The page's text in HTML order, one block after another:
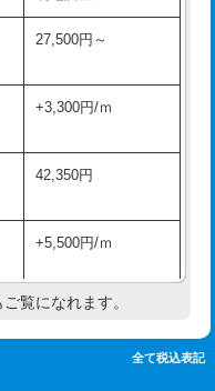
16,500円
現場見積
。
16,500円
11,000円~
27,500円～
+3,300円/ｍ
42,350円
+5,500円/ｍ
現地調査
覧になれます。
全て税込表記